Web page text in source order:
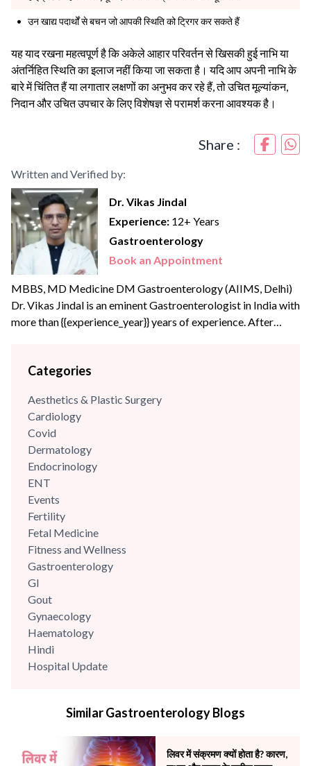
उन खाद्य पदार्थों से बचन जो आपकी स्थिति को ट्रिगर कर सकते हैं
यह याद रखना महत्वपूर्ण है कि अकेले आहार परिवर्तन से खिसकी हुई नाभि या
अंतर्निहित स्थिति का इलाज नहीं किया जा सकता है। यदि आप अपनी नाभि के
बारे में चिंतित हैं या लगातार लक्षणों का अनुभव कर रहे हैं, तो उचित मूल्यांकन,
निदान और उचित उपचार के लिए विशेषज्ञ से परामर्श करना आवश्यक है।
Share :
Written and Verified by:
Dr. Vikas Jindal
Experience: 12+ Years
Gastroenterology
Book an Appointment
MBBS, MD Medicine DM Gastroenterology (AIIMS, Delhi)
Dr. Vikas Jindal is an eminent Gastroenterologist in India with
more than {{experience_year}} years of experience. After
joined PGI Chandigarh, Department of Hepatology as a
from AIIMS,...
Categories
Aesthetics & Plastic Surgery
Cardiology
Covid
Dermatology
Endocrinology
ENT
Events
Fertility
Fetal Medicine
Fitness and Wellness
Gastroenterology
GI
Gout
Gynaecology
Haematology
Hindi
Hospital Update
Mental Health
Neonatology & Paediatrics
Similar Gastroenterology Blogs
लिवर में संक्रमण क्यों होता है? कारण,